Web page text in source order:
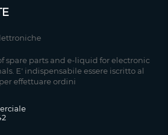
spare parts and e-liquid for electronic
E' indispensabile essere iscritto al
effettuare ordini